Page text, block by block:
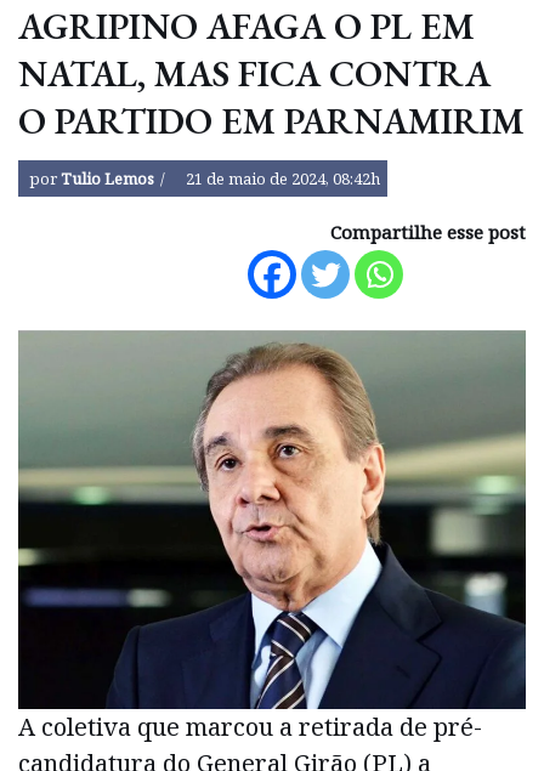
AGRIPINO AFAGA O PL EM
NATAL, MAS FICA CONTRA
O PARTIDO EM PARNAMIRIM
porTulio Lemos 21 de maio de 2024, 08:42h
Compartilhe esse post
A coletiva que marcou a retirada de pré-
candidatura do General Girão (PL) a